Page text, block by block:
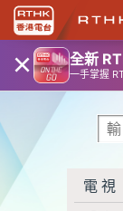
× 全新
一手掌握
電視